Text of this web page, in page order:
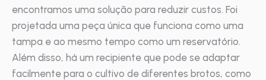
encontramos uma solução para reduzir custos. Foi
projetada uma peça única que funciona como uma
tampa e ao mesmo tempo como um reservatório.
Além disso, há um recipiente que pode se adaptar
facilmente para o cultivo de diferentes brotos, como